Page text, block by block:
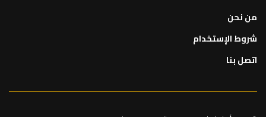
من نحن
شروط الإستخدام
اتصل بنا